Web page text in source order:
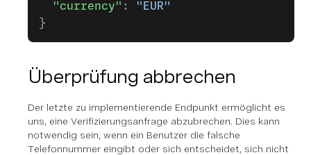
  "currency"
:
"EUR"
}
Überprüfung abbrechen
Der letzte zu implementierende Endpunkt ermöglicht es
uns, eine Verifizierungsanfrage abzubrechen. Dies kann
notwendig sein, wenn ein Benutzer die falsche
Telefonnummer eingibt oder sich entscheidet, sich nicht